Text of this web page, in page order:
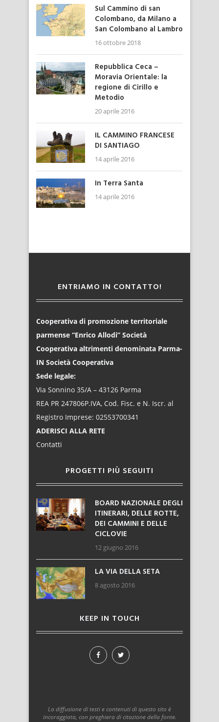
Sul Cammino di san
Colombano, da Milano a
San Colombano al Lambro
16 ottobre 2018
Repubblica Ceca –
Moravia Orientale: la
regione di Cirillo e
Metodio
20 aprile 2016
IL CAMMINO FRANCESE
DI SANTIAGO
14 aprile 2016
In Terra Santa
14 aprile 2016
ENTRIAMO IN CONTATTO!
Cooperativa di promozione territoriale
parmense “Enrico Allodi” Società
Cooperativa altrimenti denominata Parma-
IN Società Cooperativa
Sede legale:
Via Sonnino 35/A – 43126 Parma
REA PR 247806P.IVA, Cod. Fisc. e N. Iscr. al
Registro Imprese: 02553700341
ADERISCI ALLA RETE
Contatti
PROGETTI PIÙ SEGUITI
BOARD NAZIONALE DEGLI
ITINERARI, DELLE ROTTE,
DEI CAMMINI E DELLE
CICLOVIE
12 giugno 2016
LA VIA DELLA SETA
8 agosto 2016
KEEP IN TOUCH
La diffusione di testi e contenuti di questo sito è
incoraggiata, con preghiera di citazione della fonte.